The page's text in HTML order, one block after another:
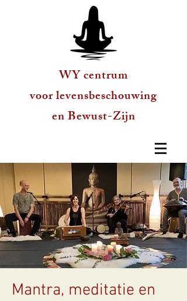
WY centrum
voor levensbeschouwing
en Bewust-Zijn
Mantra, meditatie en